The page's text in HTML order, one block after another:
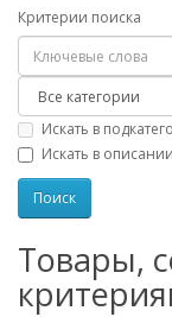
Критерии поиска
Искать в
Искать в
Товары,